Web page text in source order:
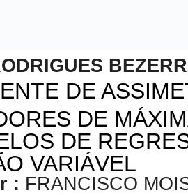
DE
DE
DE
VARIÁVEL
: FRANCISCO